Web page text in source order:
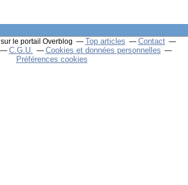
sur le portail Overblog Top articles
Contact
C.G.U.
Cookies et données personnelles
Préférences cookies